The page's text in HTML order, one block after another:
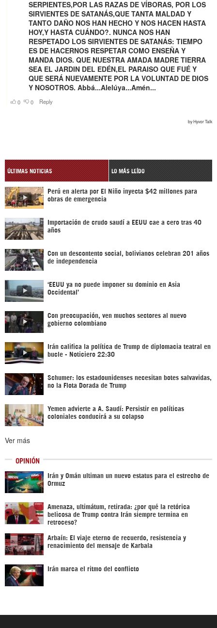
ÚLTIMAS NOTICIAS LO MÁS LEÍDO
Perú en alerta por El Niño inyecta $42 millones para
obras de emergencia
Importación de crudo saudí a EEUU cae a cero tras 40
años
Con un descontento social, bolivianos celebran 201 años
de independencia
‘EEUU ya no puede imponer su dominio en Asia
Occidental’
Con preocupación, ven muchos sectores al nuevo
gobierno colombiano
Irán califica la política de Trump de diplomacia teatral en
bucle - Noticiero 22:30
Schumer: los estadounidenses necesitan botes salvavidas,
no la Flota Dorada de Trump
Yemen advierte a A. Saudí: Persistir en políticas
coloniales conducirá a su colapso
Ver más
OPINIÓN
Irán y Omán ultiman un nuevo estatus para el estrecho de
Ormuz
Amenaza, ultimátum, retirada: ¿por qué la retórica
belicosa de Trump contra Irán siempre termina en
retroceso?
Arbaín: El viaje eterno de recuerdo, resistencia y
renacimiento del mensaje de Karbala
Irán marca el ritmo del conflicto